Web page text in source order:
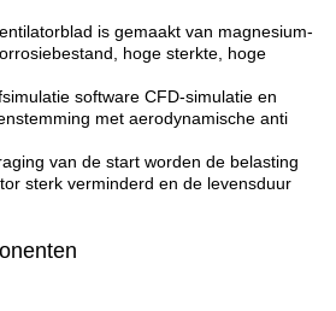
is gemaakt van magnesium-
hoge sterkte, hoge
software CFD-simulatie en
met aerodynamische anti
van de start worden de belasting
sterk verminderd en de levensduur